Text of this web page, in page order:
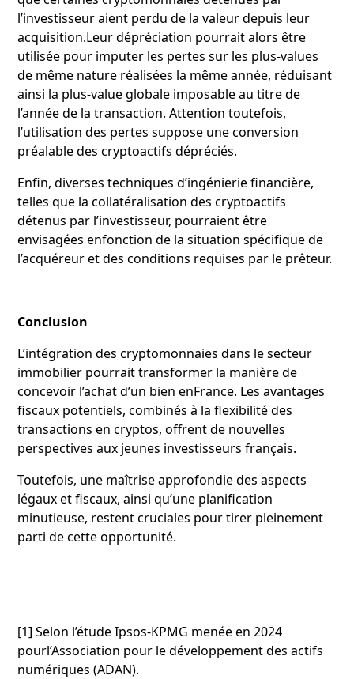
l’investisseur aient perdu de la valeur depuis leur
acquisition.Leur dépréciation pourrait alors être
utilisée pour imputer les pertes sur les plus-values
de même nature réalisées la même année, réduisant
ainsi la plus-value globale imposable au titre de
l’année de la transaction. Attention toutefois,
l’utilisation des pertes suppose une conversion
préalable des cryptoactifs dépréciés.
Enfin, diverses techniques d’ingénierie financière,
telles que la collatéralisation des cryptoactifs
détenus par l’investisseur, pourraient être
envisagées enfonction de la situation spécifique de
l’acquéreur et des conditions requises par le prêteur.
Conclusion
L’intégration des cryptomonnaies dans le secteur
immobilier pourrait transformer la manière de
concevoir l’achat d’un bien enFrance. Les avantages
fiscaux potentiels, combinés à la flexibilité des
transactions en cryptos, offrent de nouvelles
perspectives aux jeunes investisseurs français.
Toutefois, une maîtrise approfondie des aspects
légaux et fiscaux, ainsi qu’une planification
minutieuse, restent cruciales pour tirer pleinement
parti de cette opportunité.
[1] Selon l’étude Ipsos-KPMG menée en 2024
pourl’Association pour le développement des actifs
numériques (ADAN).